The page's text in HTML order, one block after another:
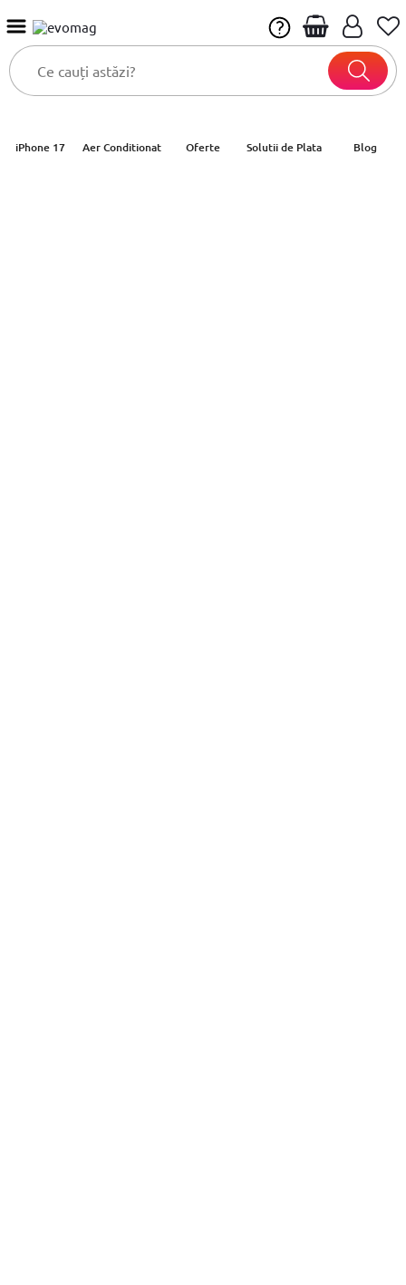
iPhone 17 Aer Conditionat Oferte Solutii de Plata Blog